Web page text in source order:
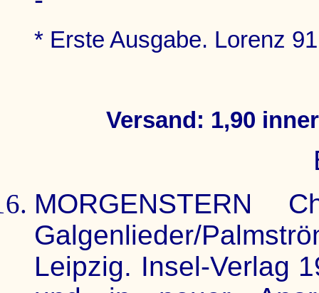
* Erste Ausgabe. Lorenz
Versand: 1,90
MORGENSTERN
Galgenlieder/
Leipzig. Insel-Verlag